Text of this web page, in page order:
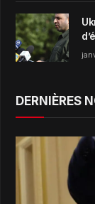
DERNIÈRES